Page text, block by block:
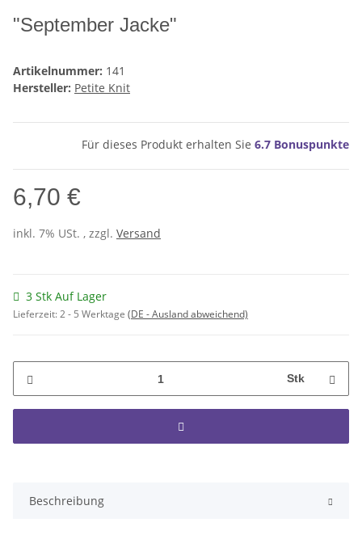
"September Jacke"
Artikelnummer: 141
Hersteller: Petite Knit
Für dieses Produkt erhalten Sie 6.7 Bonuspunkte
6,70 €
inkl. 7% USt. , zzgl. Versand
3 Stk Auf Lager
Lieferzeit:2 - 5 Werktage (DE - Ausland abweichend)
Stk
Beschreibung